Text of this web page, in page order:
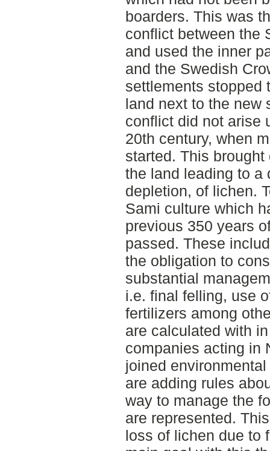
boarders. This was
conflict between the
and used the inner
and the Swedish
settlements stopped
land next to the new
conflict did not arise
20th century, when
started. This
the land leading to a
depletion, of lichen.
Sami culture which
previous 350 years
passed. These
the obligation to
substantial
i.e. final felling, use
fertilizers among
are calculated with
companies acting in
joined
are adding rules
way to manage the
are represented.
loss of lichen due to